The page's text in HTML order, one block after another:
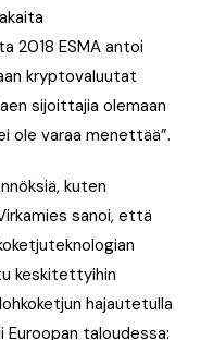
2018 ESMA antoi
kryptovaluutat
sijoittajia olemaan
ole varaa menettää”.
kuten
sanoi, että
keskitettyihin
hajautetulla
taloudessa: